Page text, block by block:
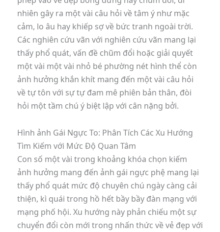
nhiên gây ra một vài câu hỏi về tâm ý như mặc
cảm, lo âu hay khiếp sợ về bức tranh ngoài trời.
Các nghiên cứu vãn với nghiên cứu vãn mang lại
thấy phổ quát, vấn đề chũm đổi hoặc giải quyết
một vài một vài nhỏ bé phường nét hình thể còn
ảnh hưởng khắn khít mang đến một vài câu hỏi
về tự tôn với sự tự đam mê phiên bản thân, đòi
hỏi một tầm chú ý biệt lập với cân nặng bởi.
Hình ảnh Gái Ngực To: Phân Tích Các Xu Hướng
Tìm Kiếm với Mức Độ Quan Tâm
Con số một vài trong khoảng khóa chọn kiếm
ảnh hưởng mang đến ảnh gái ngực phệ mang lại
thấy phổ quát mức độ chuyên chú ngày càng cải
thiện, kì quái trong hồ hết bầy bầy đàn mạng với
mạng phố hội. Xu hướng này phản chiếu một sự
chuyển đổi còn mới trong nhấn thức về vẻ đẹp với